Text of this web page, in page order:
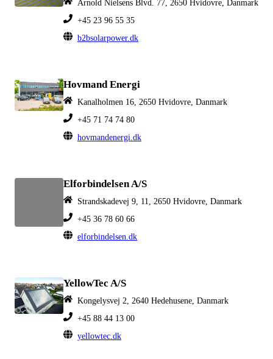
Arnold Nielsens Blvd. 77, 2650 Hvidovre, Danmark
+45 23 96 55 35
b2bsolarpower.dk
Hovmand Energi
Kanalholmen 16, 2650 Hvidovre, Danmark
+45 71 74 74 80
hovmandenergi.dk
Elforbindelsen A/S
Strandskadevej 9, 11, 2650 Hvidovre, Danmark
+45 36 78 60 66
elforbindelsen.dk
YellowTec A/S
Kongelysvej 2, 2640 Hedehusene, Danmark
+45 88 44 13 00
yellowtec.dk